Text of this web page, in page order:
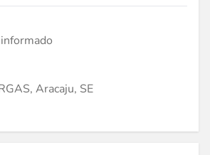
Aracaju, SE